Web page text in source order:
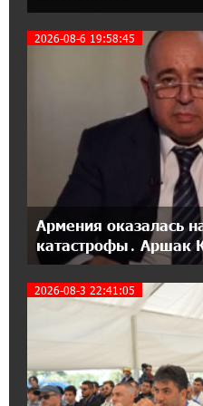
предложением
21:45:09 9-07-2026
IDBank
звонках от
15:50:50 9-07-2026
Небольшой
при
15:18:39 9-07-2026
Предателя
Аршак Карапетян
Зачем Пашинян
Карапетян
2026-08-6 19:58:45
Армения оказалась
катастрофы․ Аршак
2026-08-3 22:41:05